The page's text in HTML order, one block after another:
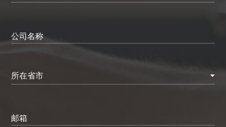
公司名称
所在省市
邮箱